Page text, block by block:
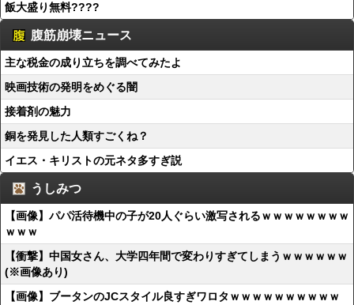
飯大盛り無料????
腹筋崩壊ニュース
主な税金の成り立ちを調べてみたよ
映画技術の発明をめぐる闇
接着剤の魅力
銅を発見した人類すごくね？
イエス・キリストの元ネタ多すぎ説
うしみつ
【画像】パパ活待機中の子が20人ぐらい激写されるｗｗｗｗｗｗｗｗ
ｗｗｗ
【衝撃】中国女さん、大学四年間で変わりすぎてしまうｗｗｗｗｗｗ
(※画像あり)
【画像】ブータンのJCスタイル良すぎワロタｗｗｗｗｗｗｗｗｗｗ